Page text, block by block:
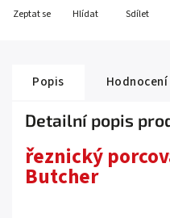
Zeptat se Hlídat Sdílet
Popis Hodnocení
Detailní popis
řeznický
Butcher